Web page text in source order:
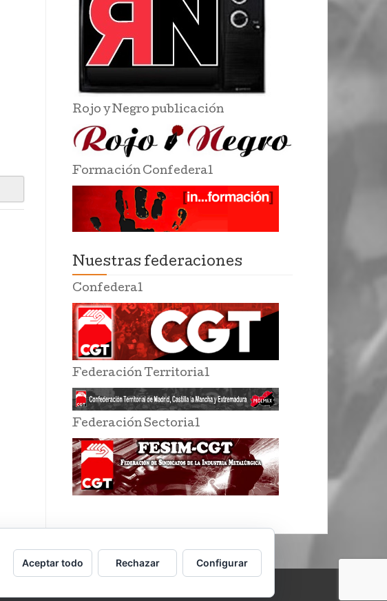
Rojo y Negro publicación
Formación Confederal
Nuestras federaciones
Confederal
Federación Territorial
Federación Sectorial
Aceptar todo Rechazar Configurar